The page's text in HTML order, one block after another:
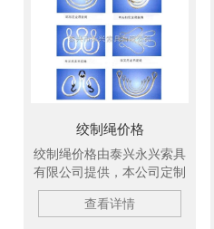
绞制绳价格
绞制绳价格由泰兴永兴索具
有限公司提供，本公司定制
卷板吊钩，吊带，钢丝绳，
美国杜邦丝引纸绳等产品，
查看详情